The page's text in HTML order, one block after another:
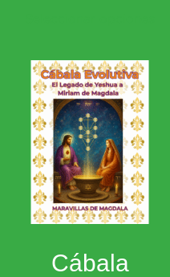
Cábala